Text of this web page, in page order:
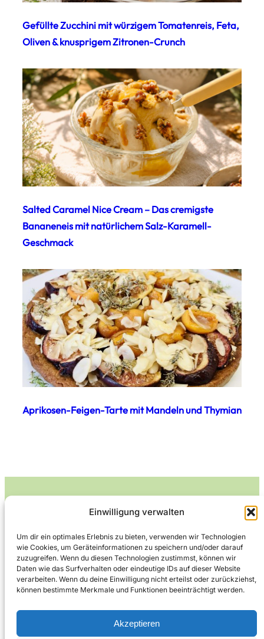
Einwilligung verwalten
Um dir ein optimales Erlebnis zu bieten, verwenden wir Technologien
wie Cookies, um Geräteinformationen zu speichern und/oder darauf
zuzugreifen. Wenn du diesen Technologien zustimmst, können wir
Daten wie das Surfverhalten oder eindeutige IDs auf dieser Website
verarbeiten. Wenn du deine Einwilligung nicht erteilst oder zurückziehst,
können bestimmte Merkmale und Funktionen beeinträchtigt werden.
Akzeptieren
Gefüllte Zucchini mit würzigem Tomatenreis, Feta,
Oliven & knusprigem Zitronen-Crunch
Salted Caramel Nice Cream – Das cremigste
Bananeneis mit natürlichem Salz-Karamell-
Geschmack
Aprikosen-Feigen-Tarte mit Mandeln und Thymian
Leckerlife
Lecker essen – gesund leben.
Kontakt